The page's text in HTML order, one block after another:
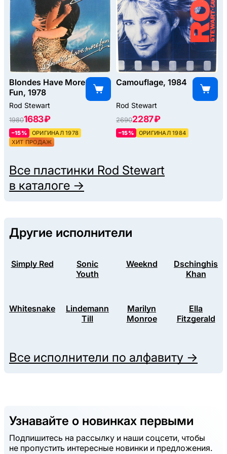
Blondes Have More
Fun, 1978
Rod Stewart
19801683 ₽
–15%
ОРИГИНАЛ 1978
ХИТ ПРОДАЖ
Camouflage, 1984
Rod Stewart
26902287 ₽
–15% ОРИГИНАЛ 1984
Все пластинки Rod Stewart
в каталоге →
Другие исполнители
Simply Red
Sonic
Youth
Weeknd
Dschinghis
Khan
Whitesnake
Lindemann
Till
Marilyn
Monroe
Ella
Fitzgerald
Все исполнители по алфавиту →
Узнавайте о новинках первыми
Подпишитесь на рассылку и наши соцсети, чтобы
не пропустить интересные новинки и предложения.